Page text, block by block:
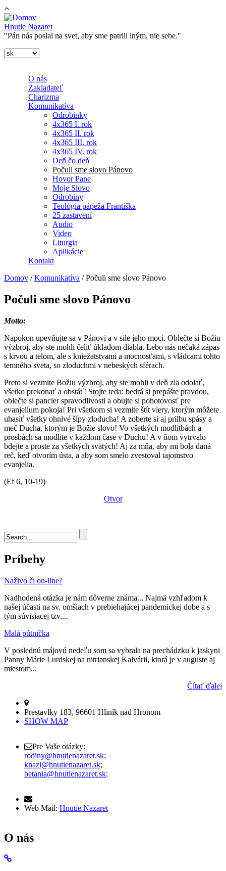
Skočiť na hlavný obsah
Hnutie Nazaret
"Pán nás poslal na svet, aby sme patrili iným, nie sebe."
O nás
Zakladateľ
Charizma
Komunikatíva
Odrobinky
4x365 I. rok
4x365 II. rok
4x365 III. rok
4x365 IV. rok
Deň čo deň
Počuli sme slovo Pánovo
Hovor Pane
Moje Slovo
Odrobiny
Teológia pápeža Františka
25 zastavení
Audio
Video
Liturgia
Aplikácie
Kontakt
Domov /Komunikatíva /Počuli sme slovo Pánovo
Počuli sme slovo Pánovo
Motto:
Napokon upevňujte sa v Pánovi a v sile jeho moci. Oblečte si Božiu
výzbroj, aby ste mohli čeliť úkladom diabla. Lebo nás nečaká zápas
s krvou a telom, ale s kniežatstvami a mocnosťami, s vládcami tohto
temného sveta, so zloduchmi v nebeských sférach.
Preto si vezmite Božiu výzbroj, aby ste mohli v deň zla odolať,
všetko prekonať a obstáť! Stojte teda: bedrá si prepášte pravdou,
oblečte si pancier spravodlivosti a obujte si pohotovosť pre
evanjelium pokoja! Pri všetkom si vezmite štít viery, ktorým môžete
uhasiť všetky ohnivé šípy zloducha! A zoberte si aj prilbu spásy a
meč Ducha, ktorým je Božie slovo! Vo všetkých modlitbách a
prosbách sa modlite v každom čase v Duchu! A v ňom vytrvalo
bdejte a proste za všetkých svätých! Aj za mňa, aby mi bola daná
reč, keď otvorím ústa, a aby som smelo zvestoval tajomstvo
evanjelia.
(Ef 6, 10-19)
Otvor
Vyhľadávanie
Príbehy
Naživo či on-line?
Nadhodená otázka je nám dôverne známa... Najmä vzhľadom k
našej účasti na sv. omšiach v prebiehajúcej pandemickej dobe a s
tým súvisiacej tzv....
Malá pútnička
V poslednú májovú nedeľu som sa vybrala na prechádzku k jaskyni
Panny Márie Lurdskej na nitrianskej Kalvárii, ktorá je v auguste aj
miestom...
Čítať ďalej
Prestavlky 183, 96601 Hliník nad Hronom
SHOW MAP
Pre Vaše otázky:
rodiny@hnutienazaret.sk;
knazi@hnutienazaret.sk;
betania@hnutienazaret.sk;
Web Mail: Hnutie Nazaret
O nás